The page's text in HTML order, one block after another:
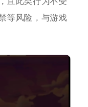
等风险，与游戏